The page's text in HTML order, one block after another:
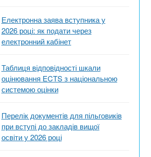
Електронна заява вступника у
2026 році: як подати через
електронний кабінет
Таблиця відповідності шкали
оцінювання ECTS з національною
системою оцінки
Перелік документів для пільговиків
при вступі до закладів вищої
освіти у 2026 році